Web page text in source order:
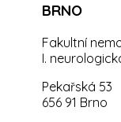
BRNO
Fakultní
I.
Pekařská 53
656 91 Brno